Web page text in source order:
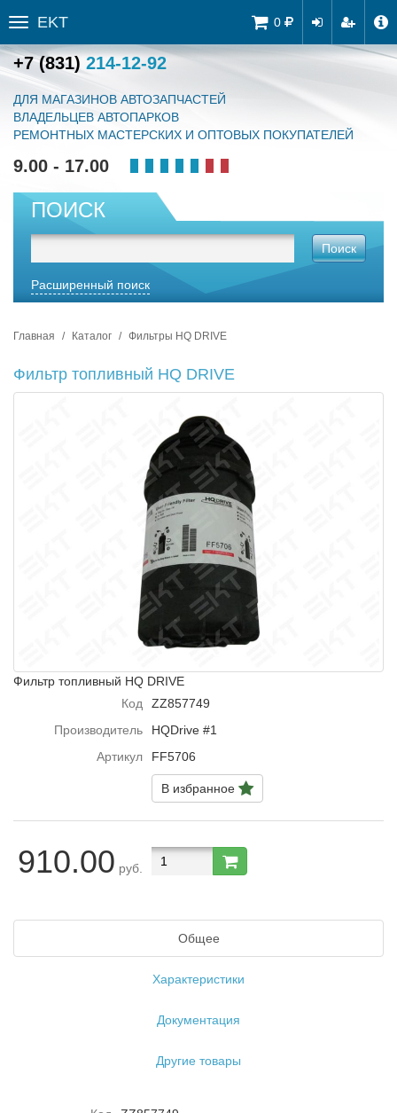
0
Toggle
sidebar
EKT
+7 (831) 214-12-92
ДЛЯ МАГАЗИНОВ АВТОЗАПЧАСТЕЙ
ВЛАДЕЛЬЦЕВ АВТОПАРКОВ
РЕМОНТНЫХ МАСТЕРСКИХ И ОПТОВЫХ ПОКУПАТЕЛЕЙ
9.00 - 17.00
ПОИСК
Поиск
Расширенный поиск
Главная Каталог Фильтры HQ DRIVE
Фильтр топливный HQ DRIVE
Фильтр топливный HQ DRIVE
Код
ZZ857749
Производитель
HQDrive #1
Артикул
FF5706
В избранное
910.00 руб.
Общее
Характеристики
Документация
Другие товары